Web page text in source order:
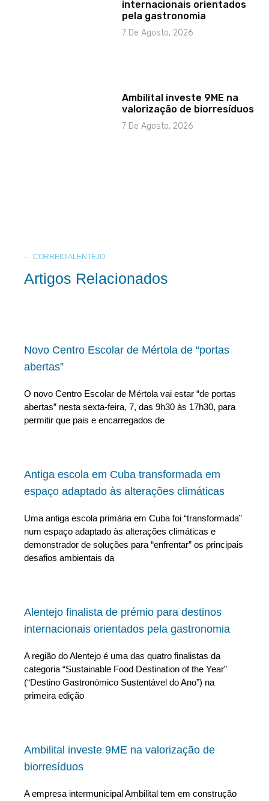
internacionais orientados
pela gastronomia
7 De Agosto, 2026
Ambilital investe 9ME na
valorização de biorresíduos
7 De Agosto, 2026
CORREIO ALENTEJO
Artigos Relacionados
Novo Centro Escolar de Mértola de “portas
abertas”
O novo Centro Escolar de Mértola vai estar “de portas
abertas” nesta sexta-feira, 7, das 9h30 às 17h30, para
permitir que pais e encarregados de
Antiga escola em Cuba transformada em
espaço adaptado às alterações climáticas
Uma antiga escola primária em Cuba foi “transformada”
num espaço adaptado às alterações climáticas e
demonstrador de soluções para “enfrentar” os principais
desafios ambientais da
Alentejo finalista de prémio para destinos
internacionais orientados pela gastronomia
A região do Alentejo é uma das quatro finalistas da
categoria “Sustainable Food Destination of the Year”
(“Destino Gastronómico Sustentável do Ano”) na
primeira edição
Ambilital investe 9ME na valorização de
biorresíduos
A empresa intermunicipal Ambilital tem em construção